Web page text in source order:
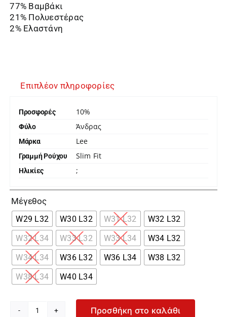
77% Βαμβάκι
21% Πολυεστέρας
2% Ελαστάνη
Επιπλέον πληροφορίες
Προσφορές 10%
Φύλο Άνδρας
Μάρκα Lee
Γραμμή Ρούχου Slim Fit
Ηλικίες ;
Μέγεθος
W29 L32 W30 L32 W31 L32
W32 L32
W32 L34
W33 L32 W33 L34
W34 L32
W34 L34
W36 L32 W36 L34
W38 L32
W38 L34
W40 L34
Προσθήκη στο καλάθι